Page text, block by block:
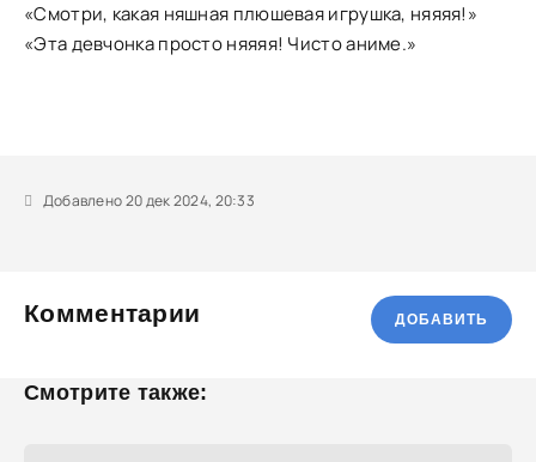
«Смотри, какая няшная плюшевая игрушка, няяяя!»
«Эта девчонка просто няяяя! Чисто аниме.»
Добавлено 20 дек 2024, 20:33
Комментарии ДОБАВИТЬ
Смотрите также: